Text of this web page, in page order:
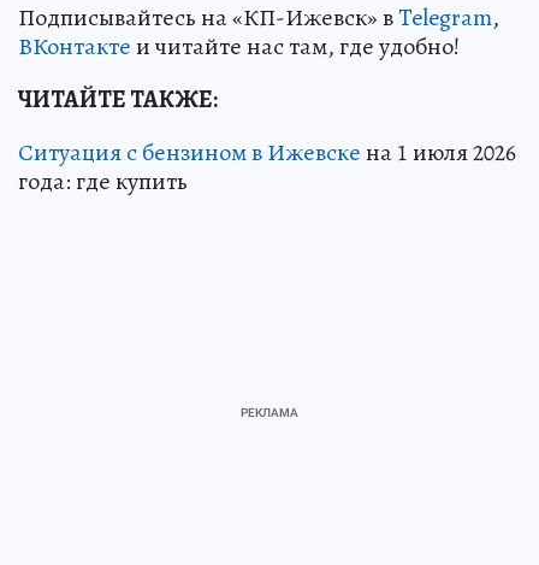
Подписывайтесь на «КП-Ижевск» вTelegram,
ВКонтактеи читайте нас там, где удобно!
ЧИТАЙТЕ ТАКЖЕ:
Ситуация с бензином в Ижевскена 1 июля 2026
года: где купить